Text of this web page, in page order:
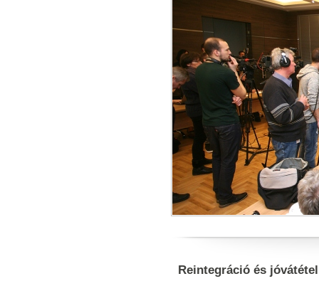
Reintegráció és jóvátétel